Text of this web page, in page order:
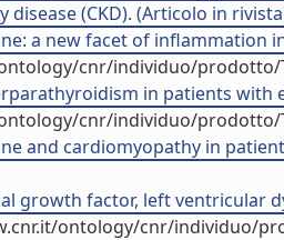
disease (CKD). (Articolo in
a new facet of inflammation
cnr/individuo/prodotto/
in patients with
cnr/individuo/prodotto/
and cardiomyopathy in
growth factor, left ventricular
ontology/cnr/individuo/